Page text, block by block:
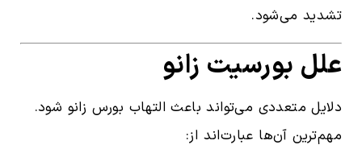
تشدید می‌شود.
علل بورسیت زانو
دلایل متعددی می‌تواند باعث التهاب بورس زانو شود.
مهم‌ترین آن‌ها عبارت‌اند از: